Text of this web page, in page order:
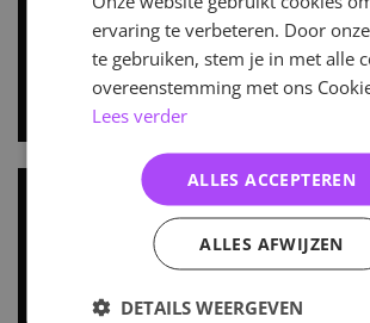
ervaring te verbeteren. Door
te gebruiken, stem je in met alle
overeenstemming met ons
Lees verder
ALLES ACCEPTEREN
ALLES AFWIJZEN
DETAILS WEERGEVEN